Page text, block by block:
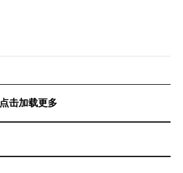
点击加载更多